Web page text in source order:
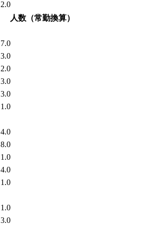
2.0
人数（常勤換算）
7.0
3.0
2.0
3.0
3.0
1.0
4.0
8.0
1.0
4.0
1.0
1.0
3.0